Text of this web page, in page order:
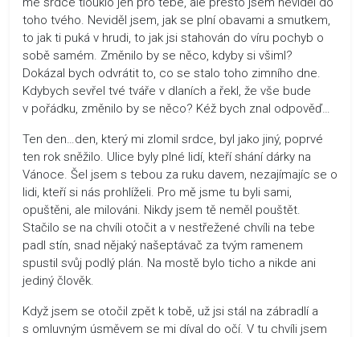
toho tvého. Neviděl jsem, jak se plní obavami a smutkem,
to jak ti puká v hrudi, to jak jsi stahován do víru pochyb o
sobě samém. Změnilo by se něco, kdyby si všiml?
Dokázal bych odvrátit to, co se stalo toho zimního dne.
Kdybych sevřel tvé tváře v dlaních a řekl, že vše bude
v pořádku, změnilo by se něco? Kéž bych znal odpověď…
Ten den…den, který mi zlomil srdce, byl jako jiný, poprvé
ten rok sněžilo. Ulice byly plné lidí, kteří shání dárky na
Vánoce. Šel jsem s tebou za ruku davem, nezajímajíc se o
lidi, kteří si nás prohlíželi. Pro mě jsme tu byli sami,
opuštěni, ale milováni. Nikdy jsem tě neměl pouštět.
Stačilo se na chvíli otočit a v nestřežené chvíli na tebe
padl stín, snad nějaký našeptávač za tvým ramenem
spustil svůj podlý plán. Na mostě bylo ticho a nikde ani
jediný člověk.
Když jsem se otočil zpět k tobě, už jsi stál na zábradlí a
s omluvným úsměvem se mi díval do očí. V tu chvíli jsem